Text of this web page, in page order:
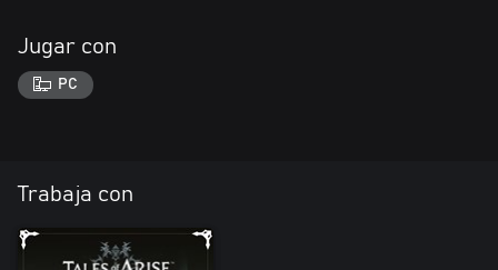
- [Título] Dama costera
• Música
• +300 PH
Objeto de expansión de sistema que otorga 300 PH a todo tu
grupo tras canjearlo de la lista de DLC no canjeado del juego.
Jugar con
PC
Trabaja con